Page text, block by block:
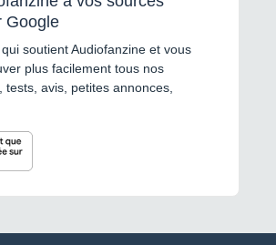
Google
soutient Audiofanzine et vous
plus facilement tous nos
tests, avis, petites annonces,